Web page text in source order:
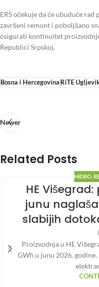
ERS očekuje da će ubuduće
završeni remont i poboljšano
osigurati kontinuitet
Republici Srpskoj.
Bosna i Hercegovina RiTE
Newer
Related Posts
HIDRO,
HE
junu
slabijih
Proizvodnja u HE
GWh u junu 2026.